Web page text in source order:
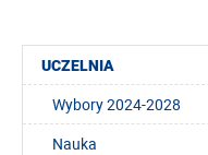
UCZELNIA
Wybory 2024-2028
Nauka